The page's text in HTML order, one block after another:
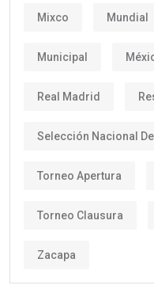
Mixco Mundial
Municipal
Real Madrid
Selección Nacional
Torneo Apertura
Torneo Clausura
Zacapa